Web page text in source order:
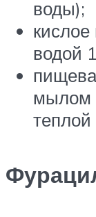
воды);
водой
мылом